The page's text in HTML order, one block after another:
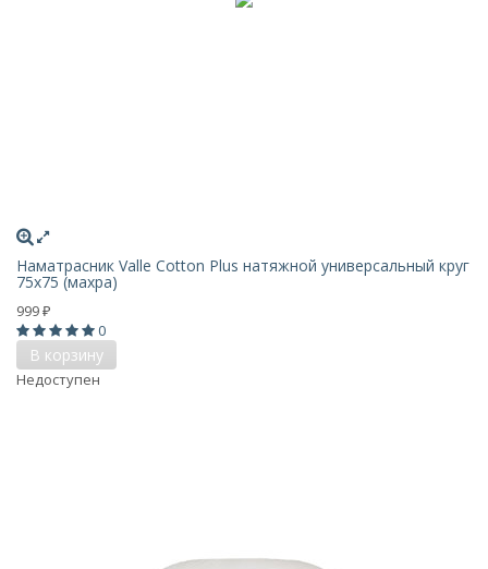
Наматрасник Valle Cotton Plus натяжной универсальный круг
75х75 (махра)
999 ₽
0
В корзину
Недоступен